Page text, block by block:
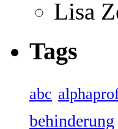
Lisa
Tags
abc
behinderung